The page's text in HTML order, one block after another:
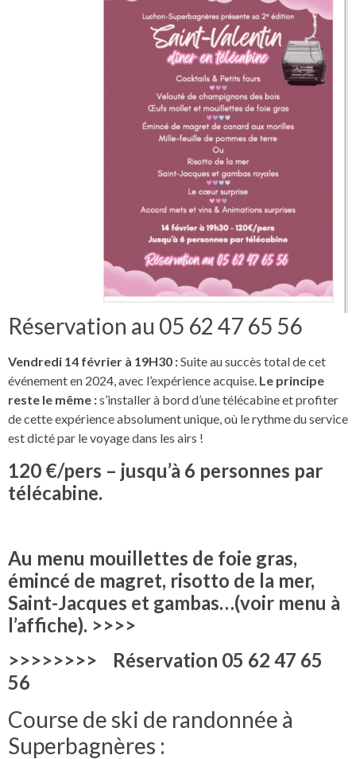
Réservation au 05 62 47 65 56
Vendredi 14 février à 19H30 :Suite au succès total de cet
événement en 2024, avec l’expérience acquise. Le principe
reste le même :s’installer à bord d’une télécabine et profiter
de cette expérience absolument unique, où le rythme du service
est dicté par le voyage dans les airs !
120 €/pers – jusqu’à 6 personnes par
télécabine.
Au menu mouillettes de foie gras,
émincé de magret, risotto de la mer,
Saint-Jacques et gambas…(voir menu à
l’affiche). >>>>
>>>>>>>> Réservation 05 62 47 65
56
Course de ski de randonnée à
Superbagnères :